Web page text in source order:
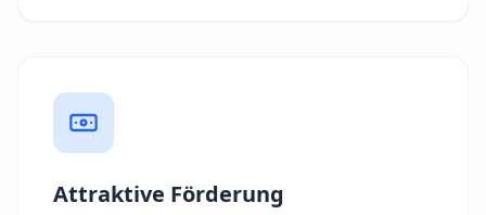
Attraktive Förderung